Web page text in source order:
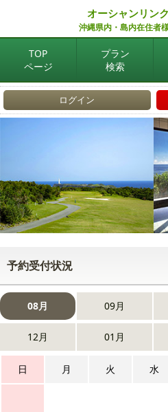
オーシャンリン
沖縄県内・島内在住者
TOP
ページ
プラン
検索
ログイン
予約受付状況
08月 09月
12月 01月
日 月 火 水